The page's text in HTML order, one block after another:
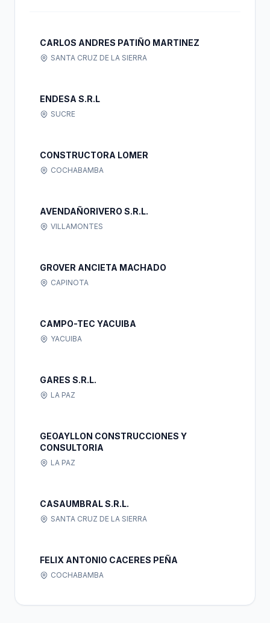
CARLOS ANDRES PATIÑO MARTINEZ
SANTA CRUZ DE LA SIERRA
ENDESA S.R.L
SUCRE
CONSTRUCTORA LOMER
COCHABAMBA
AVENDAÑORIVERO S.R.L.
VILLAMONTES
GROVER ANCIETA MACHADO
CAPINOTA
CAMPO-TEC YACUIBA
YACUIBA
GARES S.R.L.
LA PAZ
GEOAYLLON CONSTRUCCIONES Y
CONSULTORIA
LA PAZ
CASAUMBRAL S.R.L.
SANTA CRUZ DE LA SIERRA
FELIX ANTONIO CACERES PEÑA
COCHABAMBA